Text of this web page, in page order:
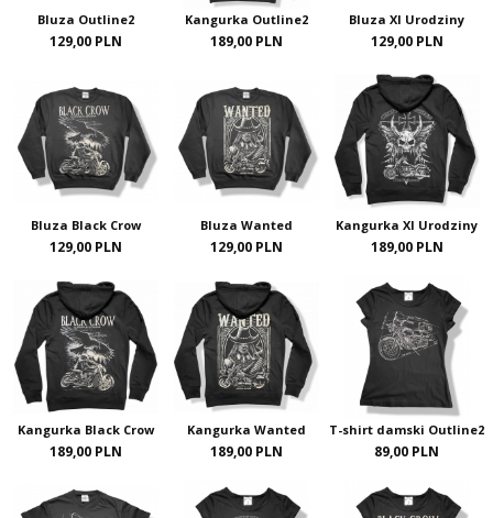
Bluza Outline2
129,00 PLN
Kangurka Outline2
189,00 PLN
Bluza XI Urodziny
129,00 PLN
Bluza Black Crow
129,00 PLN
Bluza Wanted
129,00 PLN
Kangurka XI Urodziny
189,00 PLN
Kangurka Black Crow
189,00 PLN
Kangurka Wanted
189,00 PLN
T-shirt damski Outline2
89,00 PLN